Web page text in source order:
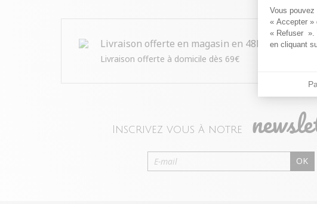
Vous
« Accepter »
« Refuser ».
en cliquant
Livraison offerte en magasin en 48h
Livraison offerte à domicile dès 69€
Inscrivez vous à notre
OK